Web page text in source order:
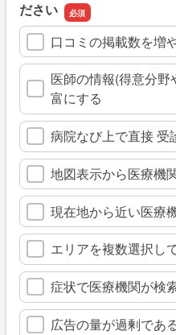
ださい
口コミの掲載数を増
医師の情報(得意分
富にする
病院なび上で直接 受
地図表示から医療機
現在地から近い医療
エリアを複数選択し
症状で医療機関が検
広告の量が過剰であ